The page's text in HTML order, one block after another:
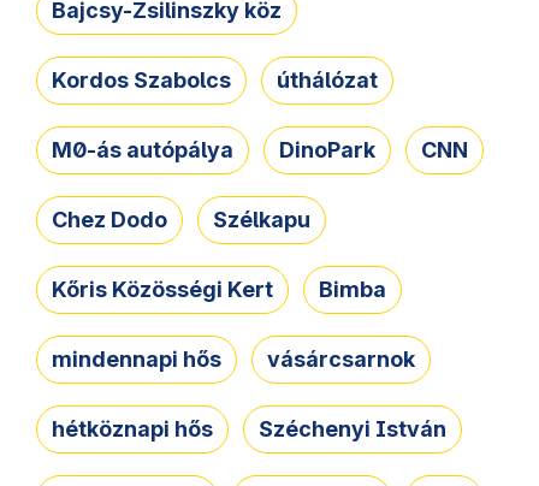
Bajcsy-Zsilinszky köz
Kordos Szabolcs úthálózat
M0-ás autópálya DinoPark CNN
Chez Dodo Szélkapu
Kőris Közösségi Kert Bimba
mindennapi hős vásárcsarnok
hétköznapi hős Széchenyi István